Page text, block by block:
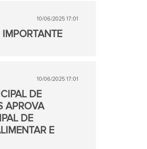
10/06/2025 17:01
10/06/2025 17:01
DE
APROVA
DE
E